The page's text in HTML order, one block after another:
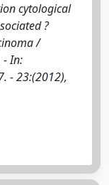
cytological
?
/
- In:
- 23:(2012),